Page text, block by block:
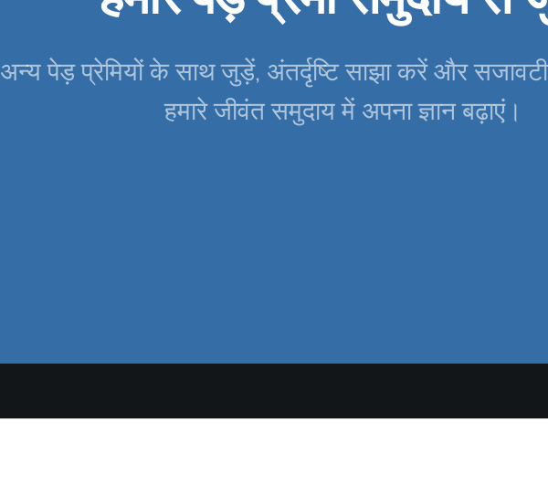
अन्य पेड़ प्रेमियों के साथ जुड़ें, अंतर्दृष्टि साझा करें और सजावटी
हमारे जीवंत समुदाय में अपना ज्ञान बढ़ाएं।